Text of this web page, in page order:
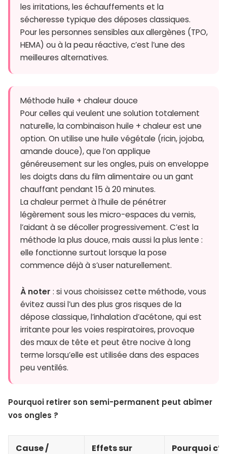
les irritations, les échauffements et la
sécheresse typique des déposes classiques.
Pour les personnes sensibles aux allergènes (TPO,
HEMA) ou à la peau réactive, c’est l’une des
meilleures alternatives.
Méthode huile + chaleur douce
Pour celles qui veulent une solution totalement
naturelle, la combinaison huile + chaleur est une
option. On utilise une huile végétale (ricin, jojoba,
amande douce), que l’on applique
généreusement sur les ongles, puis on enveloppe
les doigts dans du film alimentaire ou un gant
chauffant pendant 15 à 20 minutes.
La chaleur permet à l’huile de pénétrer
légèrement sous les micro-espaces du vernis,
l’aidant à se décoller progressivement. C’est la
méthode la plus douce, mais aussi la plus lente :
elle fonctionne surtout lorsque la pose
commence déjà à s’user naturellement.
À noter : si vous choisissez cette méthode, vous
évitez aussi l’un des plus gros risques de la
dépose classique, l’inhalation d’acétone, qui est
irritante pour les voies respiratoires, provoque
des maux de tête et peut être nocive à long
terme lorsqu’elle est utilisée dans des espaces
peu ventilés.
Pourquoi retirer son semi-permanent peut abîmer
vos ongles ?
Cause / Effets sur Pourquoi